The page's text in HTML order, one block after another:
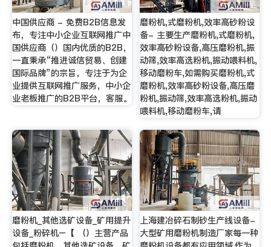
中国供应商 - 免费B2B信息发
布，专注中小企业互联网推广中
国供应商（）国内优质的B2B，
一直秉承“推进诚信贸易、创建
国际品牌”的宗旨，专注于为企
业提供互联网推广服务，中小企
业老板推广的B2B平台，客服。
磨粉机,式磨粉机,效率高砂粉设
备- 主要生产磨粉机,式磨粉机,
效率高砂粉设备,高压磨粉机,振
动筛,效率高选粉机,振动喂料机,
移动磨粉车,如需购买磨粉机,式
磨粉机,效率高砂粉设备,高压磨
粉机,振动筛,效率高选粉机,振动
喂料机,移动磨粉车,请
磨粉机_其他选矿设备_矿用提升
设备_粉碎机–【 （）主营产品
上海建冶碎石制砂生产线设备-
大型矿用磨粉机制造厂家每一种